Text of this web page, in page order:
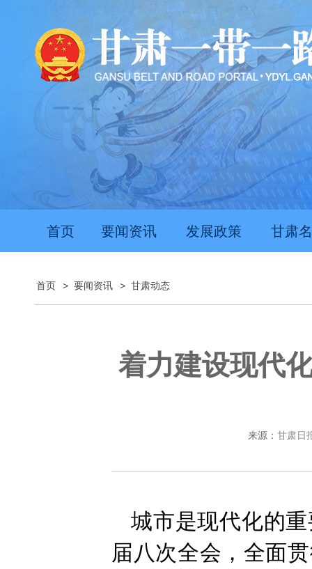
首页 要闻资讯 发展政策 甘肃
首页 > 要闻资讯 > 甘肃动态
着力建设现代
来源： 甘肃日
城市是现代化的
届八次全会，全面